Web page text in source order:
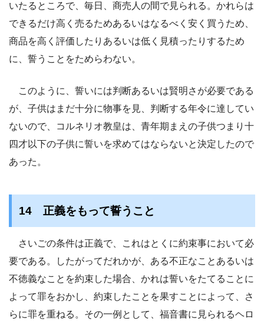
いたるところで、毎日、商売人の間で見られる。かれらは
できるだけ高く売るためあるいはなるべく安く買うため、
商品を高く評価したりあるいは低く見積ったりするため
に、誓うことをためらわない。
このように、誓いには判断あるいは賢明さが必要である
が、子供はまだ十分に物事を見、判断する年令に達してい
ないので、コルネリオ教皇は、青年期まえの子供つまり十
四才以下の子供に誓いを求めてはならないと決定したので
あった。
14 正義をもって誓うこと
さいごの条件は正義で、これはとくに約束事において必
要である。したがってだれかが、ある不正なことあるいは
不徳義なことを約束した場合、かれは誓いをたてることに
よって罪をおかし、約束したことを果すことによって、さ
らに罪を重ねる。その一例として、福音書に見られるヘロ